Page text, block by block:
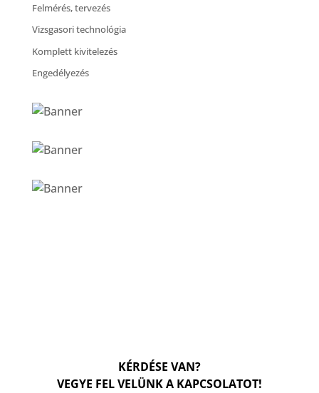
Felmérés, tervezés
Vizsgasori technológia
Komplett kivitelezés
Engedélyezés
KÉRDÉSE VAN?
VEGYE FEL VELÜNK A KAPCSOLATOT!